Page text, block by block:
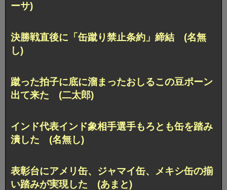
ーサ)
決勝戦直後に「缶蹴り禁止条約」締結 (名無
し)
蹴った拍子に底に溜まったおしるこの豆ポーン
出て来た (二太郎)
インド代表インド象相手選手もろとも缶を踏み
潰した (名無し)
表彰台にアメリ缶、ジャマイ缶、メキシ缶の揃
い踏みが実現した (あまと)